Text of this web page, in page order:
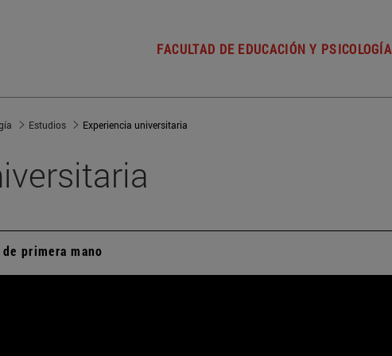
FACULTAD DE EDUCACIÓN Y PSICOLOGÍA
Estudios Experiencia universitaria
primera mano